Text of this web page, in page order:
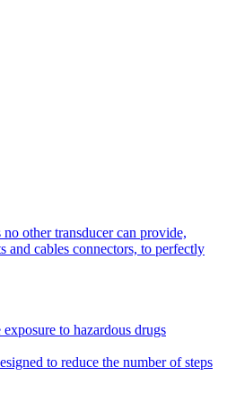
other transducer can provide,
and cables connectors, to perfectly
to hazardous drugs
to reduce the number of steps